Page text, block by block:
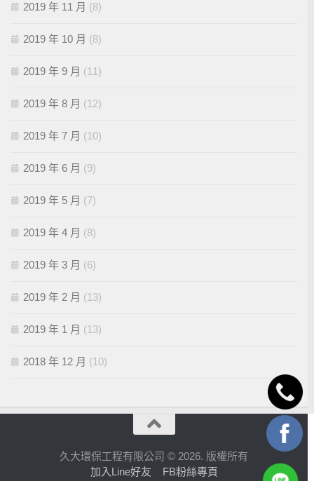
2019 年 11 月 (8)
2019 年 10 月 (8)
2019 年 9 月 (11)
2019 年 8 月 (12)
2019 年 7 月 (10)
2019 年 6 月 (9)
2019 年 5 月 (7)
2019 年 4 月 (8)
2019 年 3 月 (6)
2019 年 2 月 (13)
2019 年 1 月 (13)
2018 年 12 月 (10)
久大環保工程有限公司 © 2026. 版權所有
加入Line好友
FB粉絲專頁